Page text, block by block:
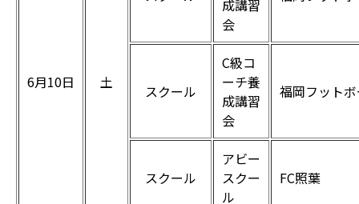
6月10日 土
成講習
会
スクール
C級コ
ーチ養
成講習
会
福岡フット
スクール
アビー
スクー
ル
FC照葉